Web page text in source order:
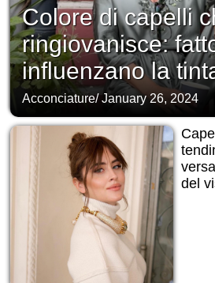
Colore di capelli
ringiovanisce:
influenzano la
Acconciature/January 26, 2024
del